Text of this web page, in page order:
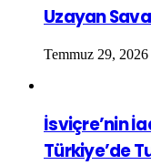
Uzayan
Temmuz 29, 2026
İsviçre’nin
Türkiye’de